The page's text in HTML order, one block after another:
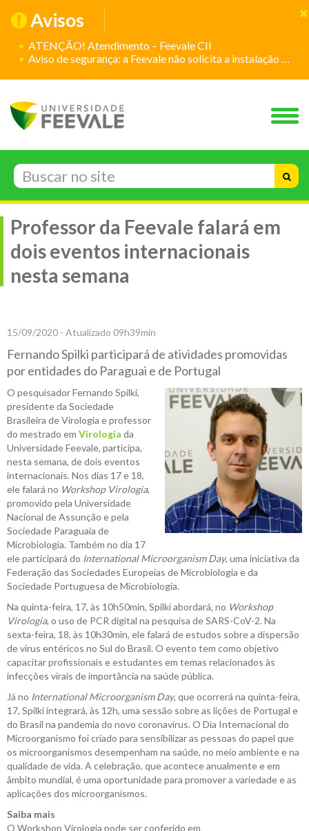
Avisos
ATENÇÃO! Atendimento – Feevale CII
Aviso de segurança: a Feevale não solicita a instalação de aplicativos
Professor da Feevale falará em
dois eventos internacionais
nesta semana
15/09/2020 - Atualizado 09h39min
Fernando Spilki participará de atividades promovidas
por entidades do Paraguai e de Portugal
O pesquisador Fernando Spilki,
presidente da Sociedade
Brasileira de Virologia e professor
do mestrado em Virologia da
Universidade Feevale, participa,
nesta semana, de dois eventos
internacionais. Nos dias 17 e 18,
ele falará no Workshop Virologia,
promovido pela Universidade
Nacional de Assunção e pela
Sociedade Paraguaia de
Microbiologia. Também no dia 17
ele participará do International Microorganism Day, uma iniciativa da
Federação das Sociedades Europeias de Microbiologia e da
Sociedade Portuguesa de Microbiologia.
Na quinta-feira, 17, às 10h50min, Spilki abordará, no Workshop
Virologia, o uso de PCR digital na pesquisa de SARS-CoV-2. Na
sexta-feira, 18, às 10h30min, ele falará de estudos sobre a dispersão
de vírus entéricos no Sul do Brasil. O evento tem como objetivo
capacitar profissionais e estudantes em temas relacionados às
infecções virais de importância na saúde pública.
Já no International Microorganism Day, que ocorrerá na quinta-feira,
17, Spilki integrará, às 12h, uma sessão sobre as lições de Portugal e
do Brasil na pandemia do novo coronavírus. O Dia Internacional do
Microorganismo foi criado para sensibilizar as pessoas do papel que
os microorganismos desempenham na saúde, no meio ambiente e na
qualidade de vida. A celebração, que acontece anualmente e em
âmbito mundial, é uma oportunidade para promover a variedade e as
aplicações dos microorganismos.
Saiba mais
O Workshop Virologia pode ser conferido em